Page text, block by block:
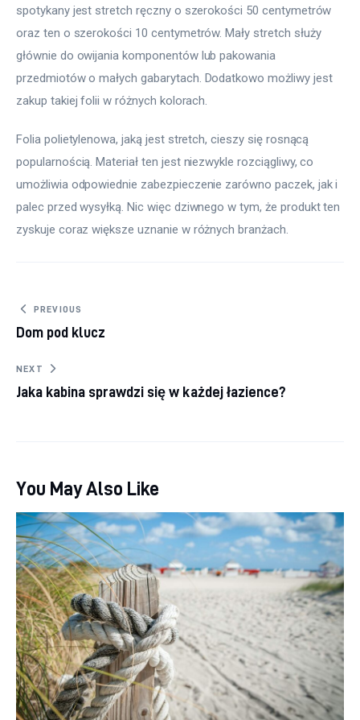
spotykany jest stretch ręczny o szerokości 50 centymetrów
oraz ten o szerokości 10 centymetrów. Mały stretch służy
głównie do owijania komponentów lub pakowania
przedmiotów o małych gabarytach. Dodatkowo możliwy jest
zakup takiej folii w różnych kolorach.
Folia polietylenowa, jaką jest stretch, cieszy się rosnącą
popularnością. Materiał ten jest niezwykle rozciągliwy, co
umożliwia odpowiednie zabezpieczenie zarówno paczek, jak i
palec przed wysyłką. Nic więc dziwnego w tym, że produkt ten
zyskuje coraz większe uznanie w różnych branżach.
Nawigacja wpisu
PREVIOUS
Dom pod klucz
NEXT
Jaka kabina sprawdzi się w każdej łazience?
You May Also Like